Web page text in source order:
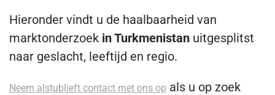
Hieronder vindt u de haalbaarheid van
marktonderzoek in Turkmenistan uitgesplitst
naar geslacht, leeftijd en regio.
Neem alstublieft contact met ons op als u op zoek